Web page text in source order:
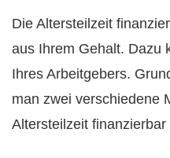
Die Altersteilzeit
aus Ihrem Gehalt. Dazu
Ihres Arbeitgebers.
man zwei verschiedene
Altersteilzeit